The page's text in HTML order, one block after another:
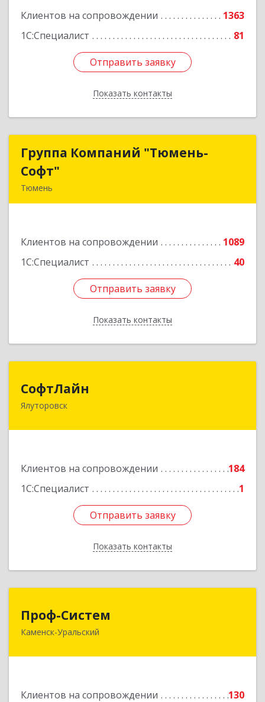
Клиентов на сопровождении
1363
1С:Специалист
81
Отправить заявку
Показать контакты
Отправить заявку
Назад
Группа Компаний "Тюмень-
Софт"
Тюмень
Клиентов на сопровождении
1089
1С:Специалист
40
Отправить заявку
Показать контакты
Группа Компаний "Тюмень-
Подробнее
Отправить заявку
Назад
СофтЛайн
Ялуторовск
Клиентов на сопровождении
184
1С:Специалист
1
Отправить заявку
Показать контакты
627010, Тюменская обл, Ялуторовский р-н,
Отправить заявку
Назад
Проф-Систем
Каменск-Уральский
Клиентов на сопровождении
130
623406, Свердловская обл, Каменск-Уральский